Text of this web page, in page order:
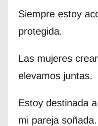
Siempre estoy
protegida.
Las mujeres
elevamos juntas.
Estoy destinada
mi pareja soñada.